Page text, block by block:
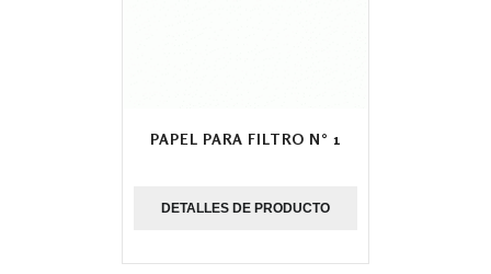
PAPEL PARA FILTRO N° 1
DETALLES DE PRODUCTO